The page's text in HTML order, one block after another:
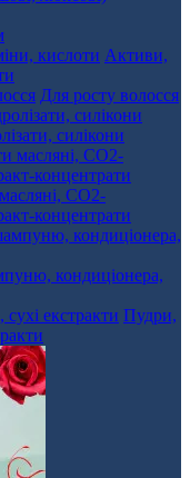
Активи,
Для росту волосся
силікони
СО2-
концентрати
кондиціонера,
Пудри,